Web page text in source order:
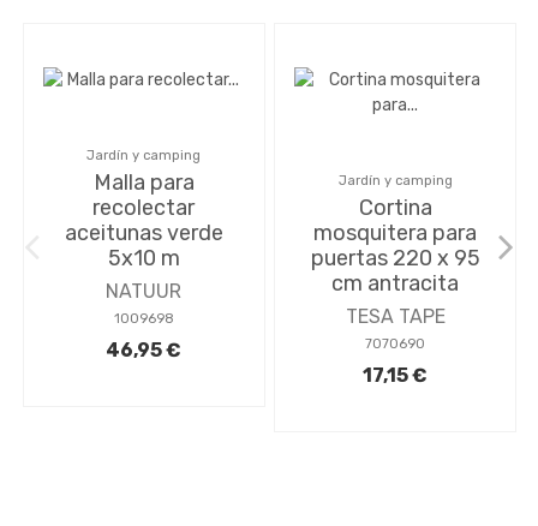
Jardín y camping
Malla para
recolectar
aceitunas verde
5x10 m
NATUUR
1009698
46,95 €
Jardín y camping
Cortina
mosquitera para
puertas 220 x 95
cm antracita
TESA TAPE
7070690
17,15 €